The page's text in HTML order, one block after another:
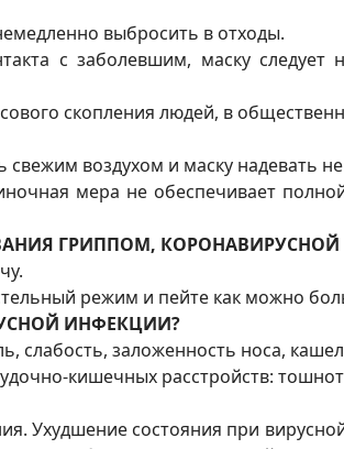
выбросить в отходы.
с заболевшим, маску
скопления людей, в
воздухом и маску надевать не
мера не обеспечивает
ГРИППОМ,
режим и пейте как можно
ИНФЕКЦИИ?
слабость, заложенность носа,
кишечных расстройств:
Ухудшение состояния при